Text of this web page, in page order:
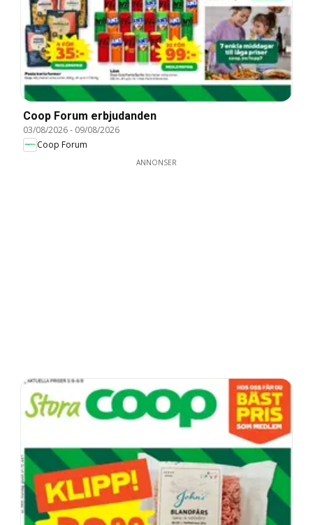
Coop Forum erbjudanden
03/08/2026- 09/08/2026
Coop Forum
ANNONSER